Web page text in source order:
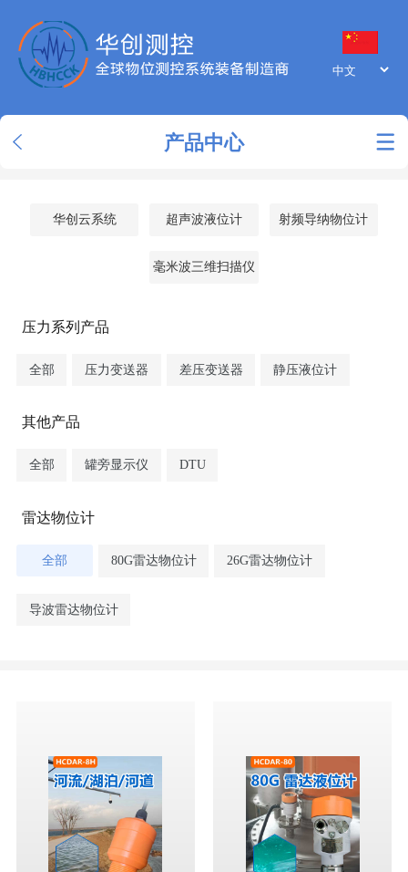
产品中心
华创云系统 超声波液位计 射频导纳物位计
毫米波三维扫描仪
压力系列产品
全部 压力变送器 差压变送器 静压液位计
其他产品
全部 罐旁显示仪 DTU
雷达物位计
全部 80G雷达物位计 26G雷达物位计
导波雷达物位计